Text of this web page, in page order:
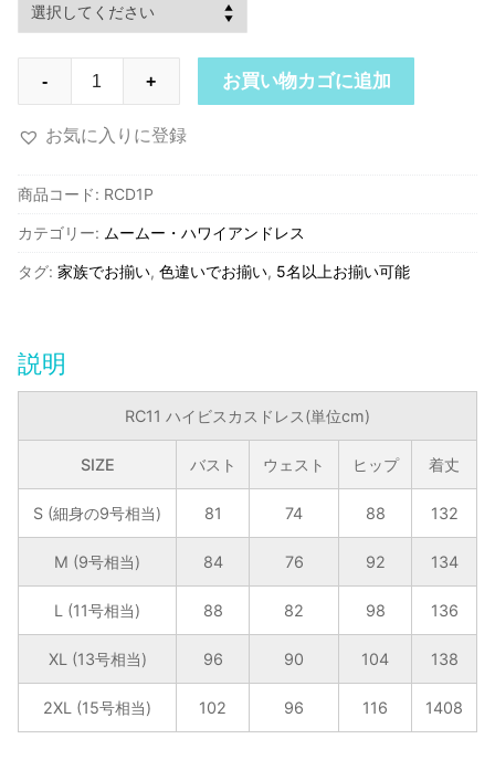
ビ
カ
ス・
ロ
レ
ク
- + お買い物カゴに追加
お気に入りに登録
商品コード: RCD1P
カテゴリー: ムームー・ハワイアンドレス
タグ: 家族でお揃い, 色違いでお揃い, 5名以上お揃い可能
説明
RC11 ハイビスカスドレス(単位cm)
SIZE バスト ウェスト ヒップ 着丈
S (細身の9号相当) 81 74 88 132
M (9号相当) 84 76 92 134
L (11号相当) 88 82 98 136
XL (13号相当) 96 90 104 138
2XL (15号相当) 102 96 116 1408